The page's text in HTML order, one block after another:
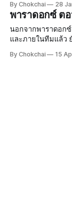
ไว้ด้านหน้า เพื่อล่อ
By Chokchai 28
พาราดอกซ์ ต
นอกจากพาราดอก
และภายในทีมแล้ว ยังปร
ผู้นำให้ความสำคัญกั
By Chokchai 15